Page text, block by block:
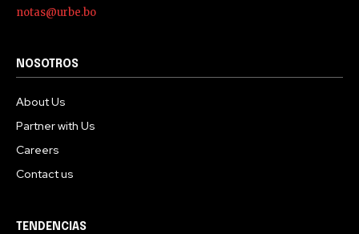
notas@urbe.bo
NOSOTROS
About Us
Partner with Us
Careers
Contact us
TENDENCIAS